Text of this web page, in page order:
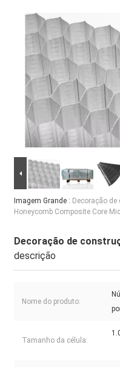
Imagem Grande : Decoração
Honeycomb Composite Core
Decoração de
descrição
Nome do produto:
Tamanho da célula: